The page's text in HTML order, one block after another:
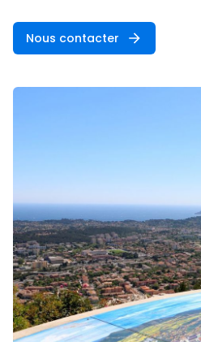
Nous contacter